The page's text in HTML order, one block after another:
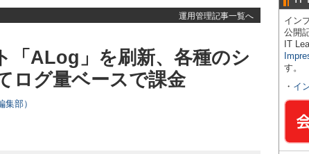
運用管理記事一覧へ
「ALog」を刷新、各種のシ
ログ量ベースで課金
部）
イン
公開
IT
す。
・ イ